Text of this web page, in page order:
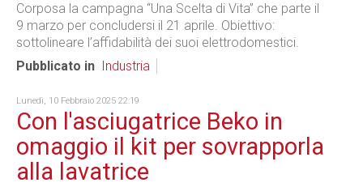
Corposa la campagna “Una Scelta di Vita” che parte il
9 marzo per concludersi il 21 aprile. Obiettivo:
sottolineare l’affidabilità dei suoi elettrodomestici.
Pubblicato in
Industria
Lunedì, 10 Febbraio 2025 22:19
Con l'asciugatrice Beko in
omaggio il kit per sovrapporla
alla lavatrice